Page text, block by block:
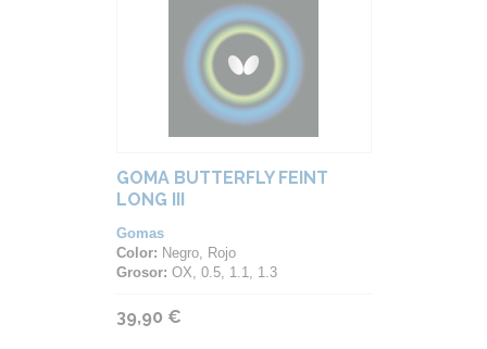
GOMA BUTTERFLY FEINT
LONG III
Gomas
Color: Negro, Rojo
Grosor: OX, 0.5, 1.1, 1.3
39,90 €